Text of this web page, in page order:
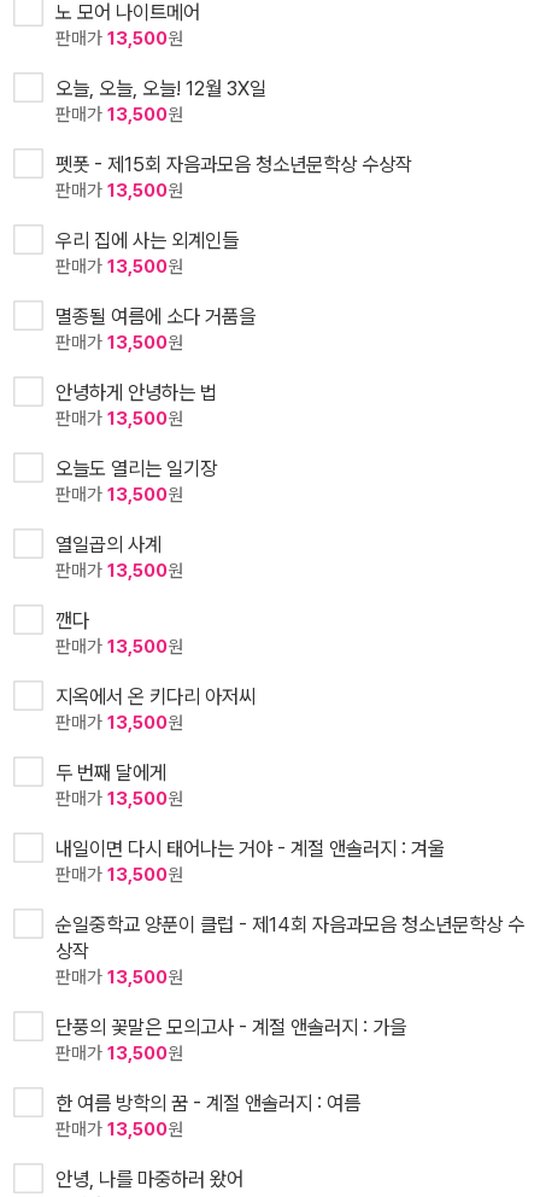
노 모어 나이트메어
판매가 13,500원
오늘, 오늘, 오늘! 12월 3X일
판매가 13,500원
펫폿 - 제15회 자음과모음 청소년문학상 수상작
판매가 13,500원
우리 집에 사는 외계인들
판매가 13,500원
멸종될 여름에 소다 거품을
판매가 13,500원
안녕하게 안녕하는 법
판매가 13,500원
오늘도 열리는 일기장
판매가 13,500원
열일곱의 사계
판매가 13,500원
깬다
판매가 13,500원
지옥에서 온 키다리 아저씨
판매가 13,500원
두 번째 달에게
판매가 13,500원
내일이면 다시 태어나는 거야 - 계절 앤솔러지 : 겨울
판매가 13,500원
순일중학교 양푼이 클럽 - 제14회 자음과모음 청소년문학상 수
상작
판매가 13,500원
단풍의 꽃말은 모의고사 - 계절 앤솔러지 : 가을
판매가 13,500원
한 여름 방학의 꿈 - 계절 앤솔러지 : 여름
판매가 13,500원
안녕, 나를 마중하러 왔어